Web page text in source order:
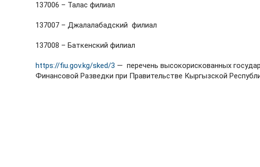
137006 – Талас филиал
137007 – Джалалабадский филиал
137008 – Баткенский филиал
https://fiu.gov.kg/sked/3 — перечень высокорискованных
Финансовой Разведки при Правительстве Кыргызской